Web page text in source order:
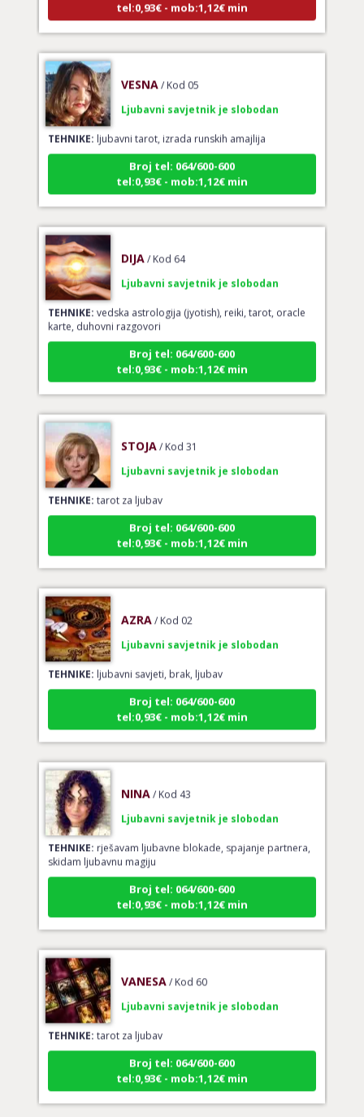
Ljubavni savjetnik je slobodan
TEHNIKE:ljubavni tarot, izrada runskih amajlija
Broj tel: 064/600-600
tel:0,93€ - mob:1,12€ min
Ljubavni savjetnik je slobodan
TEHNIKE:vedska astrologija (jyotish), reiki, tarot, oracle
karte, duhovni razgovori
Broj tel: 064/600-600
tel:0,93€ - mob:1,12€ min
Ljubavni savjetnik je slobodan
TEHNIKE:tarot za ljubav
Broj tel: 064/600-600
tel:0,93€ - mob:1,12€ min
Ljubavni savjetnik je slobodan
TEHNIKE:ljubavni savjeti, brak, ljubav
Broj tel: 064/600-600
tel:0,93€ - mob:1,12€ min
Ljubavni savjetnik je slobodan
TEHNIKE:rješavam ljubavne blokade, spajanje partnera,
skidam ljubavnu magiju
Broj tel: 064/600-600
tel:0,93€ - mob:1,12€ min
Ljubavni savjetnik je slobodan
TEHNIKE:tarot za ljubav
Broj tel: 064/600-600
tel:0,93€ - mob:1,12€ min